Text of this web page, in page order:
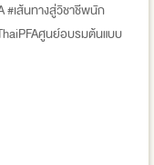
#เส้นทางสู่วิชาชีพนัก
ศูนย์อบรมต้นแบบ